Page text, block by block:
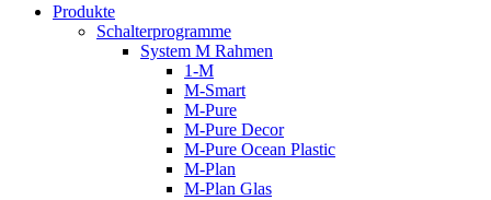
Produkte
Schalterprogramme
System M Rahmen
1-M
M-Smart
M-Pure
M-Pure Decor
M-Pure Ocean Plastic
M-Plan
M-Plan Glas